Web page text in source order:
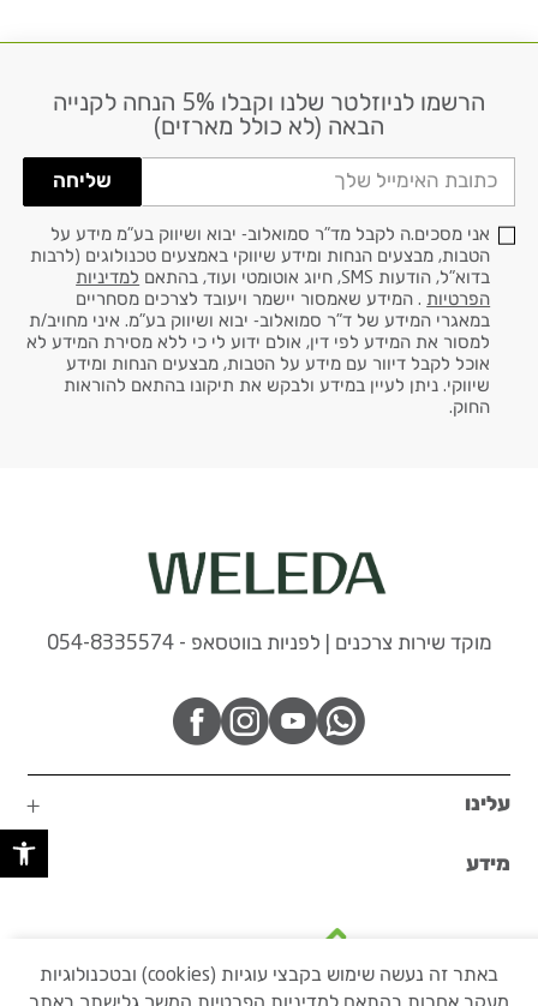
הרשמו לניוזלטר שלנו וקבלו 5% הנחה לקנייה
הבאה (לא כולל מארזים)
דוא׳׳ל
שליחה
אני מסכים.ה לקבל מד"ר סמואלוב- יבוא ושיווק בע"מ מידע על
הטבות, מבצעים הנחות ומידע שיווקי באמצעים טכנולוגים (לרבות
בדוא"ל, הודעות SMS, חיוג אוטומטי ועוד, בהתאם
למדיניות
הפרטיות . המידע שאמסור יישמר ויעובד לצרכים מסחריים
במאגרי המידע של ד"ר סמואלוב- יבוא ושיווק בע"מ. איני מחויב/ת
למסור את המידע לפי דין, אולם ידוע לי כי ללא מסירת המידע לא
אוכל לקבל דיוור עם מידע על הטבות, מבצעים הנחות ומידע
שיווקי. ניתן לעיין במידע ולבקש את תיקונו בהתאם להוראות
החוק.
מוקד שירות צרכנים | לפניות בווטסאפ - 054-8335574
עלינו
מידע
באתר זה נעשה שימוש בקבצי עוגיות (cookies) ובטכנולוגיות